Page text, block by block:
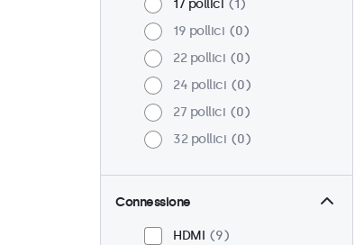
17 pollici
1
19 pollici
0
22 pollici
0
24 pollici
0
27 pollici
0
32 pollici
0
Connessione
HDMI
9